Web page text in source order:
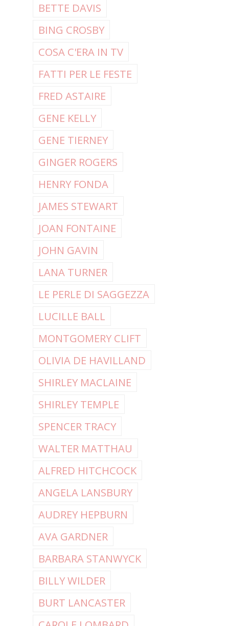
BETTE DAVIS
BING CROSBY
COSA C'ERA IN TV
FATTI PER LE FESTE
FRED ASTAIRE
GENE KELLY
GENE TIERNEY
GINGER ROGERS
HENRY FONDA
JAMES STEWART
JOAN FONTAINE
JOHN GAVIN
LANA TURNER
LE PERLE DI SAGGEZZA
LUCILLE BALL
MONTGOMERY CLIFT
OLIVIA DE HAVILLAND
SHIRLEY MACLAINE
SHIRLEY TEMPLE
SPENCER TRACY
WALTER MATTHAU
ALFRED HITCHCOCK
ANGELA LANSBURY
AUDREY HEPBURN
AVA GARDNER
BARBARA STANWYCK
BILLY WILDER
BURT LANCASTER